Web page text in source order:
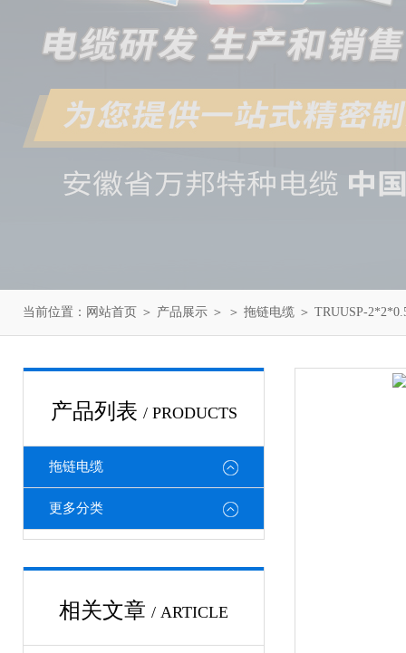
当前位置： 网站首页 ＞ 产品展示 ＞ ＞ 拖链电缆 ＞ TRUUSP-
产品列表 / PRODUCTS
拖链电缆
更多分类
相关文章 / ARTICLE